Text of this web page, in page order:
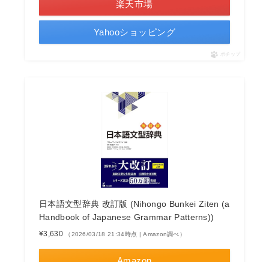
楽天市場
Yahooショッピング
ポチップ
日本語文型辞典 改訂版 (Nihongo Bunkei Ziten (a
Handbook of Japanese Grammar Patterns))
¥3,630 （2026/03/18 21:34時点 | Amazon調べ）